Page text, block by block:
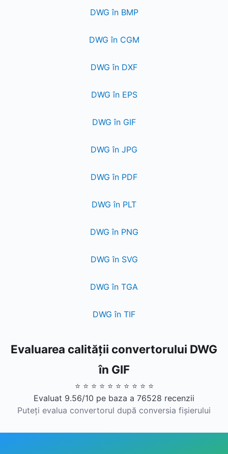
DWG în BMP
DWG în CGM
DWG în DXF
DWG în EPS
DWG în GIF
DWG în JPG
DWG în PDF
DWG în PLT
DWG în PNG
DWG în SVG
DWG în TGA
DWG în TIF
Evaluarea calității convertorului DWG
în GIF
⭐ ⭐ ⭐ ⭐ ⭐ ⭐ ⭐ ⭐ ⭐ ⭐
Evaluat 9.56/10 pe baza a 76528 recenzii
Puteți evalua convertorul după conversia fișierului